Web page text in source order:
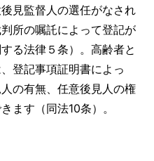
見監督人の選任がなされ
所の嘱託によって登記が
る法律５条）。高齢者と
登記事項証明書によっ
の有無、任意後見人の権
ます（同法10条）。